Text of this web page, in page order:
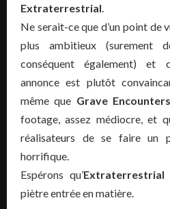
Extraterrestrial.
Ne serait-ce que d’un point de
plus ambitieux (surement
conséquent également) et
annonce est plutôt
même que Grave Encounters
footage, assez médiocre, et
réalisateurs de se faire un
horrifique.
Espérons qu’Extraterrestrial
piètre entrée en matière.